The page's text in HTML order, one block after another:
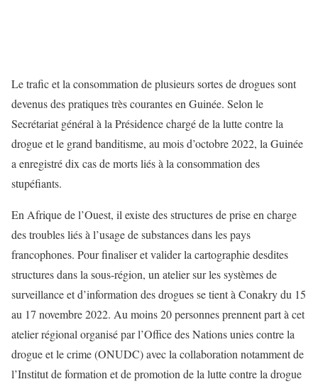
Le trafic et la consommation de plusieurs sortes de drogues sont
devenus des pratiques très courantes en Guinée. Selon le
Secrétariat général à la Présidence chargé de la lutte contre la
drogue et le grand banditisme, au mois d’octobre 2022, la Guinée
a enregistré dix cas de morts liés à la consommation des
stupéfiants.
En Afrique de l’Ouest, il existe des structures de prise en charge
des troubles liés à l’usage de substances dans les pays
francophones. Pour finaliser et valider la cartographie desdites
structures dans la sous-région, un atelier sur les systèmes de
surveillance et d’information des drogues se tient à Conakry du 15
au 17 novembre 2022. Au moins 20 personnes prennent part à cet
atelier régional organisé par l’Office des Nations unies contre la
drogue et le crime (ONUDC) avec la collaboration notamment de
l’Institut de formation et de promotion de la lutte contre la drogue